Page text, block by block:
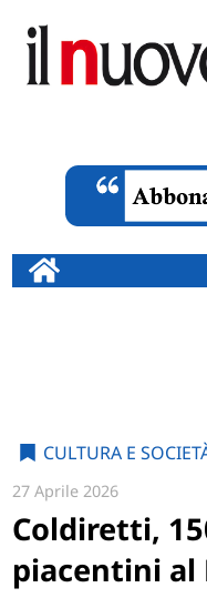
CULTURA E
27 Aprile 2026
Coldiretti,
piacentini al